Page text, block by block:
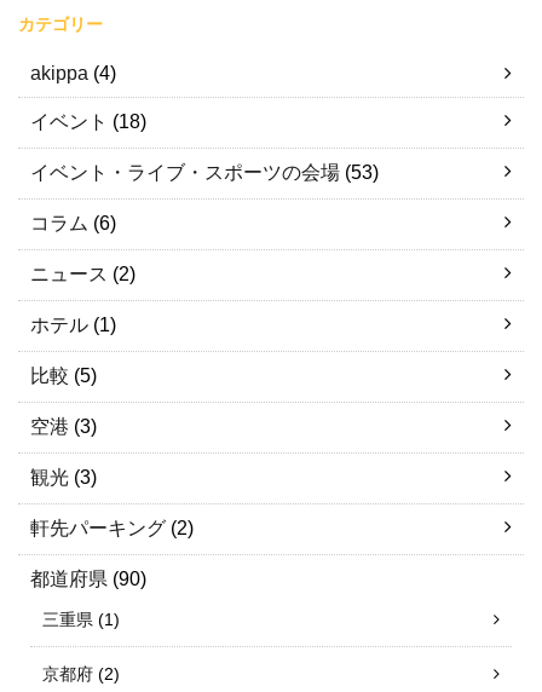
カテゴリー
akippa (4)
イベント (18)
イベント・ライブ・スポーツの会場 (53)
コラム (6)
ニュース (2)
ホテル (1)
比較 (5)
空港 (3)
観光 (3)
軒先パーキング (2)
都道府県 (90)
三重県 (1)
京都府 (2)